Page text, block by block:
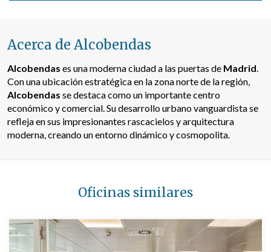
Acerca de Alcobendas
Alcobendas es una moderna ciudad a las puertas de Madrid.
Con una ubicación estratégica en la zona norte de la región,
Alcobendas se destaca como un importante centro
económico y comercial. Su desarrollo urbano vanguardista se
refleja en sus impresionantes rascacielos y arquitectura
moderna, creando un entorno dinámico y cosmopolita.
Oficinas similares